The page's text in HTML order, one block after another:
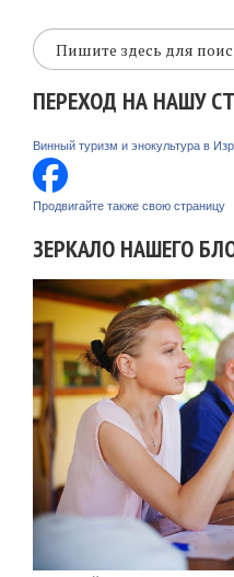
ПЕРЕХОД НА НАШУ
Винный туризм и энокультура в
Продвигайте также свою страницу
ЗЕРКАЛО НАШЕГО